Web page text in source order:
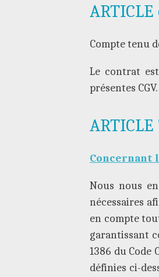
Compte tenu
Le contrat
présentes CGV.
Concernant
Nous nous
nécessaires
en compte
garantissant
1386 du Code
définies ci-